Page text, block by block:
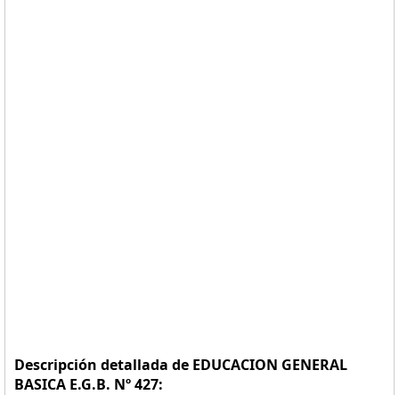
Descripción detallada de EDUCACION GENERAL
BASICA E.G.B. Nº 427: